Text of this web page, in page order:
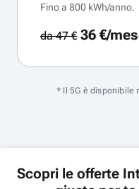
Fino a 800 kWh/anno.
da 47 €36 €/
* Il 5G è disponibile
Scopri le offerte